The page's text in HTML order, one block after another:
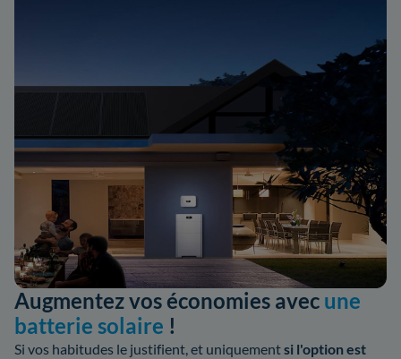
Augmentez vos économies avec une
batterie solaire !
Si vos habitudes le justifient, et uniquementsi l'option est